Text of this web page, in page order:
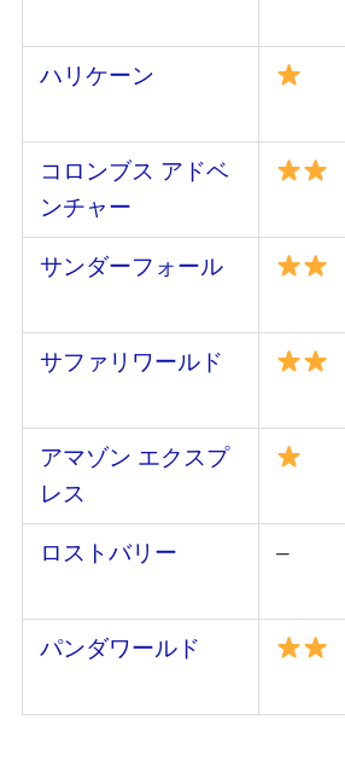
ハリケーン
コロンブス アドベ
ンチャー
サンダーフォール
サファリワールド
アマゾン エクスプ
レス
ロストバリー –
パンダワールド